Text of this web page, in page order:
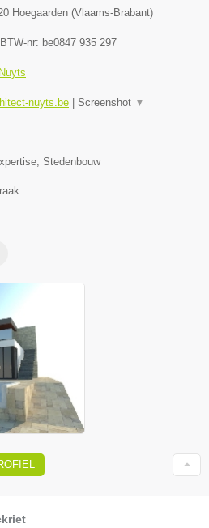
Hoegaarden (Vlaams-Brabant)
, BTW-nr: be0847 935 297
nuyts.be | Screenshot ▼
Stedenbouw